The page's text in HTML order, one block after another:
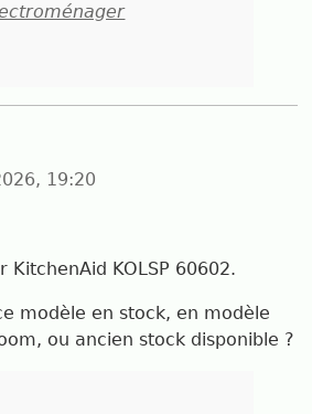
19:20
KitchenAid KOLSP 60602.
modèle en stock, en modèle
ou ancien stock disponible ?